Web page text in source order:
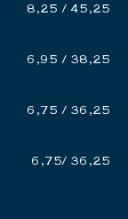
8,25 / 45,25
6,95 / 38,25
6,75 / 36,25
6,75/ 36,25